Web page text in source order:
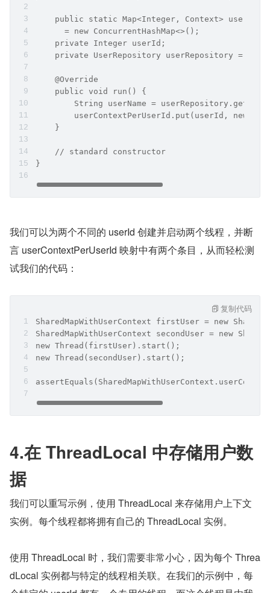
public static Map<Integer, Context>
      = new ConcurrentHashMap<>();
    private Integer userId;
private UserRepository userRepository = new
    @Override
    public void run() {
String userName =
userContextPerUserId.put(userId, new
    }
    // standard constructor
}
我们可以为两个不同的 userId 创建并启动两个线程，并断
言 userContextPerUserId 映射中有两个条目，从而轻松测
试我们的代码：
SharedMapWithUserContext firstUser = new
SharedMapWithUserContext secondUser = new
new Thread(firstUser).start();
new Thread(secondUser).start();
复制代码
4.在 ThreadLocal 中存储用户数
据
我们可以重写示例，使用 ThreadLocal 来存储用户上下文
实例。每个线程都将拥有自己的 ThreadLocal 实例。
使用 ThreadLocal 时，我们需要非常小心，因为每个 Threa
dLocal 实例都与特定的线程相关联。在我们的示例中，每